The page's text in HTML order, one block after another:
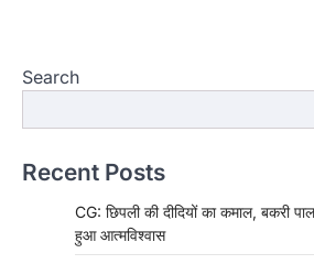
Search
Recent Posts
CG: छिपली की दीदियों का कमाल, बकरी
हुआ आत्मविश्वास